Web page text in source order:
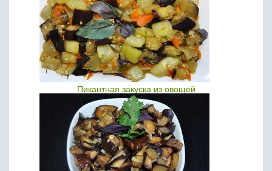
Пикантная закуска из овощей